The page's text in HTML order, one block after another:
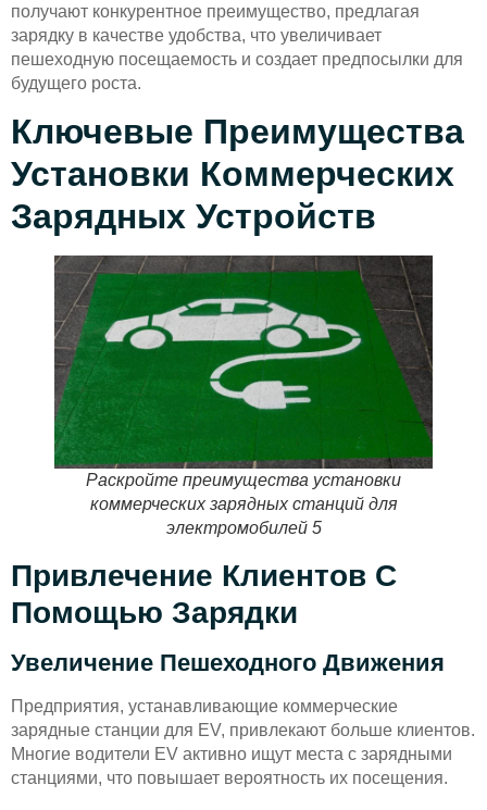
получают конкурентное преимущество, предлагая
зарядку в качестве удобства, что увеличивает
пешеходную посещаемость и создает предпосылки для
будущего роста.
Ключевые Преимущества
Установки Коммерческих
Зарядных Устройств
Раскройте преимущества установки
коммерческих зарядных станций для
электромобилей 5
Привлечение Клиентов С
Помощью Зарядки
Увеличение Пешеходного Движения
Предприятия, устанавливающие коммерческие
зарядные станции для EV, привлекают больше клиентов.
Многие водители EV активно ищут места с зарядными
станциями, что повышает вероятность их посещения.